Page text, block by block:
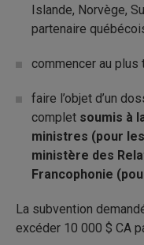
Islande, Norvège,
partenaire
commencer au plus
faire l’objet d’un
complet soumis à
ministres (pour
ministère des
Francophonie
La subvention
excéder 10 000 $ CA